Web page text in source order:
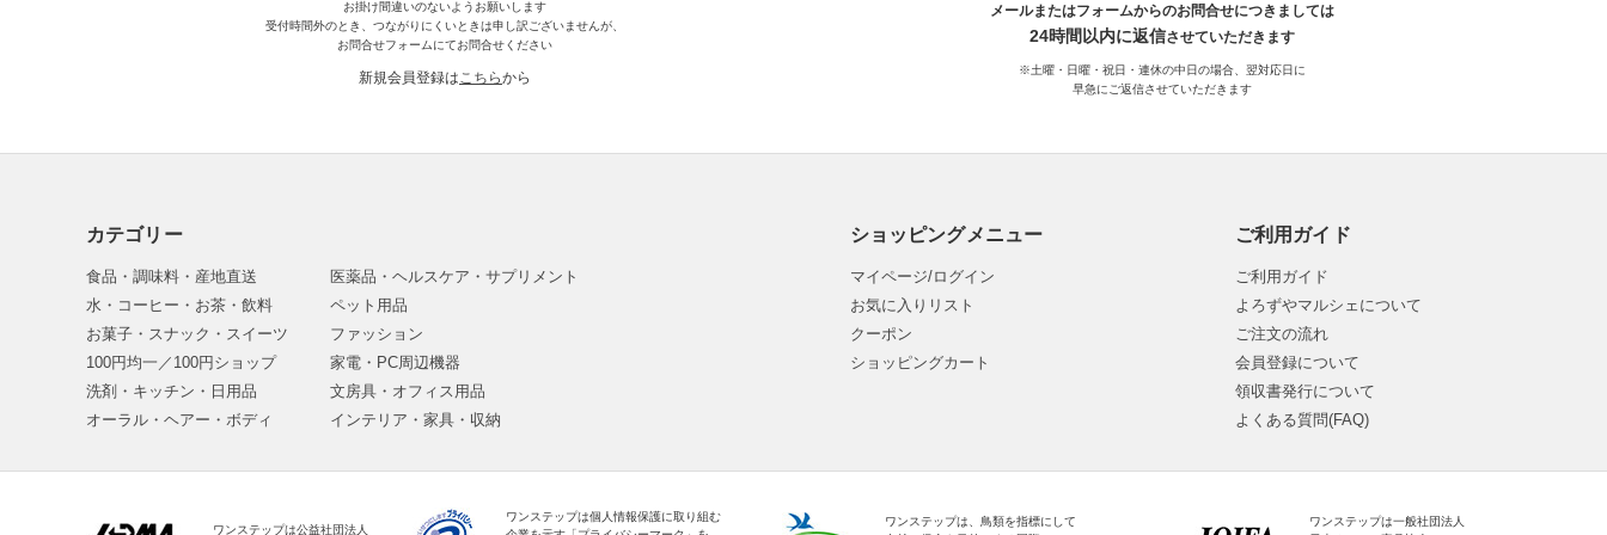
お掛け間違いのないようお願いします
受付時間外のとき、つながりにくいときは申し訳ございませんが、
お問合せフォームにてお問合せください
新規会員登録はこちらから
メールまたはフォームからのお問合せにつきましては
24時間以内に返信させていただきます
※土曜・日曜・祝日・連休の中日の場合、翌対応日に
早急にご返信させていただきます
カテゴリー
食品・調味料・産地直送
水・コーヒー・お茶・飲料
お菓子・スナック・スイーツ
100円均一／100円ショップ
洗剤・キッチン・日用品
オーラル・ヘアー・ボディ
医薬品・ヘルスケア・サプリメント
ペット用品
ファッション
家電・PC周辺機器
文房具・オフィス用品
インテリア・家具・収納
ショッピングメニュー
マイページ/ログイン
お気に入りリスト
クーポン
ショッピングカート
ご利用ガイド
ご利用ガイド
よろずやマルシェについて
ご注文の流れ
会員登録について
領収書発行について
よくある質問(FAQ)
ワンステップは公益社団法人
ワンステップは個人情報保護に取り組む
ワンステップは、鳥類を指標にして
ワンステップは一般社団法人